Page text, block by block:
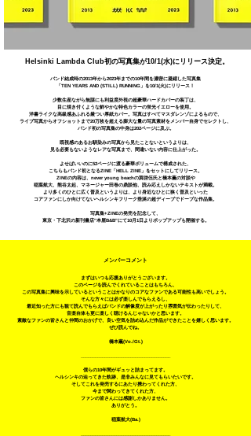
Helsinki Lambda Club初の写真集が10/1(水)にリリース決定。
バンド結成時の2013年から2023年までの10年間を濃密に凝縮した写真集
「TEN YEARS AND (STILL) RUNNING」を10/1(火)にリリース！
少数生産ながら無謀にも利益度外視の超豪華ハードカバーの装丁は、
目に焼き付くような鮮やかな特色カラーの蛍光イエローを使用。
洋書ライクな高級感あふれる厳つい厚紙カバー。写真はすべてマスダレンゾによるもので、
ライブ写真からオフショットまで20万枚を超える膨大な量の写真素材をメンバー自身でセレクトし、
バンド初の写真集の中身は202ページに及ぶ。
既視感のあるお馴染みの写真から見たことないというよりは、
見る必要もないようなレアな写真まで、間違いない内容に仕上がった。
​よせばいいのに52ページに渡る豪華ボリュームで構成された、
こちらもバンド初となるZINE「HELL ZINE」をセットにしてリリース。
ZINEの内容は、never young beachの巽啓伍氏と橋本薫の対談や
稲葉航大、熊谷太起、マネージャー田巻の鼎談他、読み応えしかないテキストが満載。
より多くのひとに広く普及というよりは、より身近なひとに狭く普及といった
コアファンにしか向けてないヘルシンキフリーク垂涎の超ディーブでドープな作品集。
写真集+ZINEの発売を記念して、
東京・下北沢の新刊書店"本屋B&B"にて10月1日よりポップアップも開催する。
メンバーコメント
​まずはいつも応援ありがとうございます。
このページを読んでくれていることはもちろん、
この写真集に興味を示しているということはかなりのコアなファンである可能性も高いでしょう。
そんな方々には必ず楽しんでもらえるし、
最近知った方にも観て読んでもらえばバンドの解像度が上がったり雰囲気が伝わったりして、
音楽自体も更に楽しく聴けるんじゃないかと思います。
素敵なファンの皆さんと仲間のおかげで、良い空気を詰め込んだ作品ができたことを嬉しく思います。
ぜひ読んでね。
橋本薫(Vo./Gt.)
僕らの10年間がギュッと詰まってます。
ヘルシンキの辿ってきた軌跡、是非みんなに見てもらいたいです。
そしてこれを発売するにあたり携わってくれた方、
今まで関わってきてくれた方、
ファンの皆さんには感謝しかありません。
ありがとう。
稲葉航大(Ba.)